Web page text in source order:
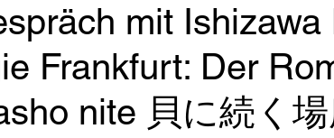
mit
Frankfurt: Der
nite 貝に続く